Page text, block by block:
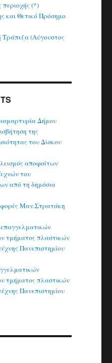
περιοχής (*)
και Θετικό Πρόσημο
Τράπεζα (Αύγουστος
Δήμου
της
του Δίσκου
αποφοίτων
του
από τη δημόσια
Μαν.Στρατάκη
τμήματος πλαστικών
Πανεπιστημίου
τμήματος πλαστικών
Πανεπιστημίου